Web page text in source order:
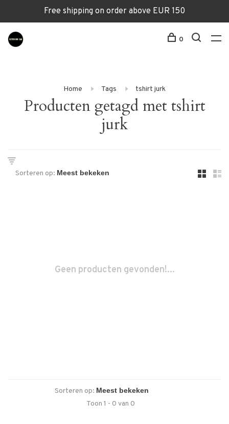
Free shipping on order above EUR 150
0
Home Tags tshirt jurk
Producten getagd met tshirt
jurk
Sorteren op:
Geen producten gevonden!...
Sorteren op:
Toon 1 - 0 van 0